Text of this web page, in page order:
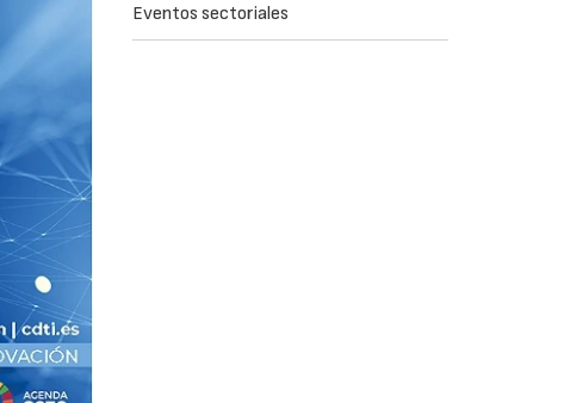
Eventos sectoriales